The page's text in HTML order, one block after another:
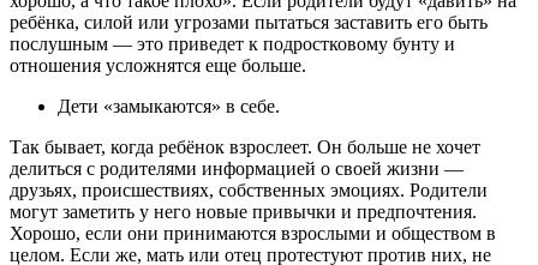
ребёнка, силой или угрозами пытаться заставить его быть
послушным — это приведет к подростковому бунту и
отношения усложнятся еще больше.
Дети «замыкаются» в себе.
Так бывает, когда ребёнок взрослеет. Он больше не хочет
делиться с родителями информацией о своей жизни —
друзьях, происшествиях, собственных эмоциях. Родители
могут заметить у него новые привычки и предпочтения.
Хорошо, если они принимаются взрослыми и обществом в
целом. Если же, мать или отец протестуют против них, не